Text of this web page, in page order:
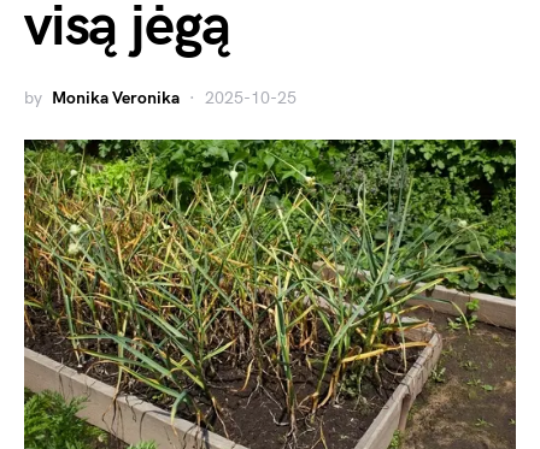
visą jėgą
by Monika Veronika 2025-10-25